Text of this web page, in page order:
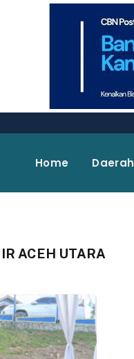
Home Daerah
ACEH UTARA